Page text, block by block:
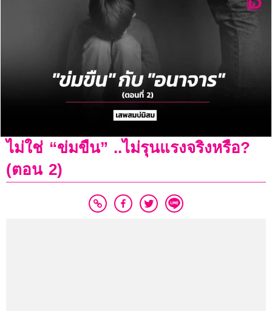
ไม่ใช่ “ข่มขืน” ..ไม่รุนแรงจริงหรือ?
(ตอน 2)